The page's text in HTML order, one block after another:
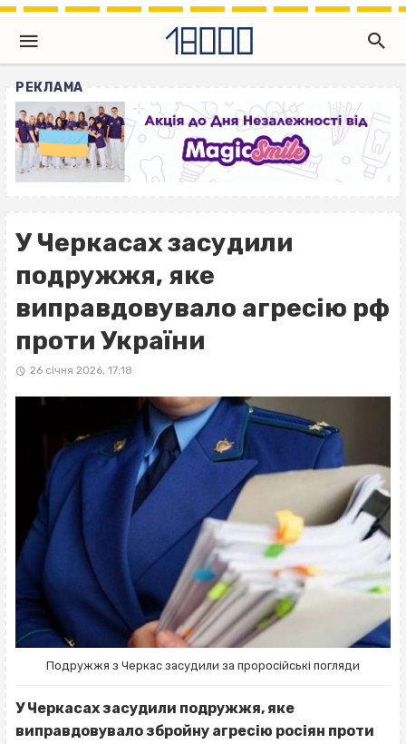
РЕКЛАМА
У Черкасах засудили
подружжя, яке
виправдовувало агресію рф
проти України
26 січня 2026, 17:18
Подружжя з Черкас засудили за проросійські погляди
У Черкасах засудили подружжя, яке
виправдовувало збройну агресію росіян проти